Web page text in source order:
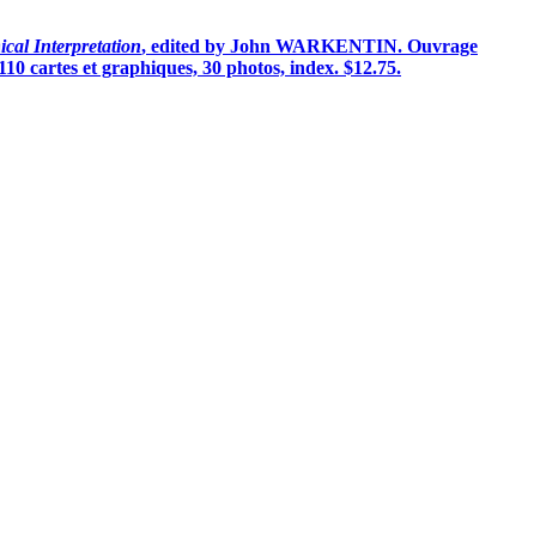
Interpretation, edited by John WARKENTIN. Ouvrage
cartes et graphiques, 30 photos, index. $12.75.